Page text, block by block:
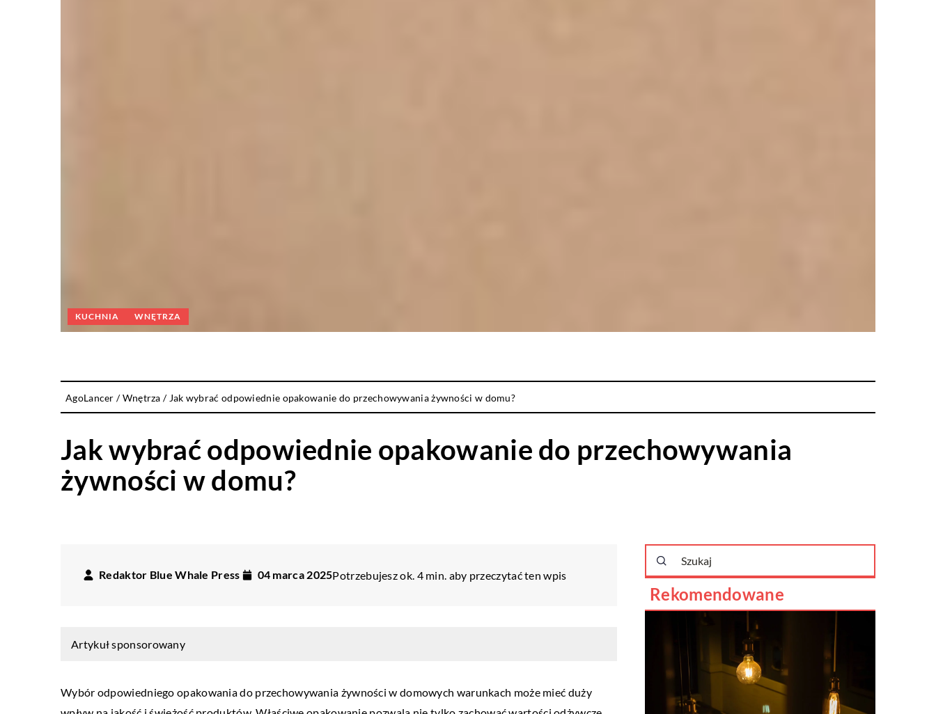
KUCHNIA WNĘTRZA
AgoLancer /Wnętrza / Jak wybrać odpowiednie opakowanie do przechowywania żywności w domu?
Jak wybrać odpowiednie opakowanie do przechowywania
żywności w domu?
Redaktor Blue Whale Press 04 marca 2025Potrzebujesz ok. 4 min. aby przeczytać ten wpis
Artykuł sponsorowany
Wybór odpowiedniego opakowania do przechowywania żywności w domowych warunkach może mieć duży
Rekomendowane